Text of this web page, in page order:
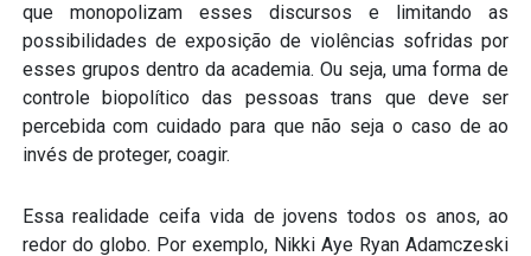
que monopolizam esses discursos e limitando as
possibilidades de exposição de violências sofridas por
esses grupos dentro da academia. Ou seja, uma forma de
controle biopolítico das pessoas trans que deve ser
percebida com cuidado para que não seja o caso de ao
invés de proteger, coagir.
Essa realidade ceifa vida de jovens todos os anos, ao
redor do globo. Por exemplo, Nikki Aye Ryan Adamczeski